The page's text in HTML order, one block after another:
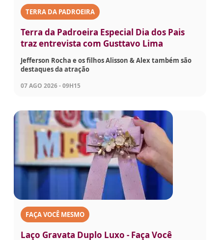
TERRA DA PADROEIRA
Terra da Padroeira Especial Dia dos Pais
traz entrevista com Gusttavo Lima
Jefferson Rocha e os filhos Alisson & Alex também são
destaques da atração
07 AGO 2026 - 09H15
FAÇA VOCÊ MESMO
Laço Gravata Duplo Luxo - Faça Você